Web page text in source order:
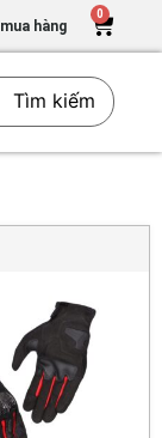
hàng
0
Tìm kiếm